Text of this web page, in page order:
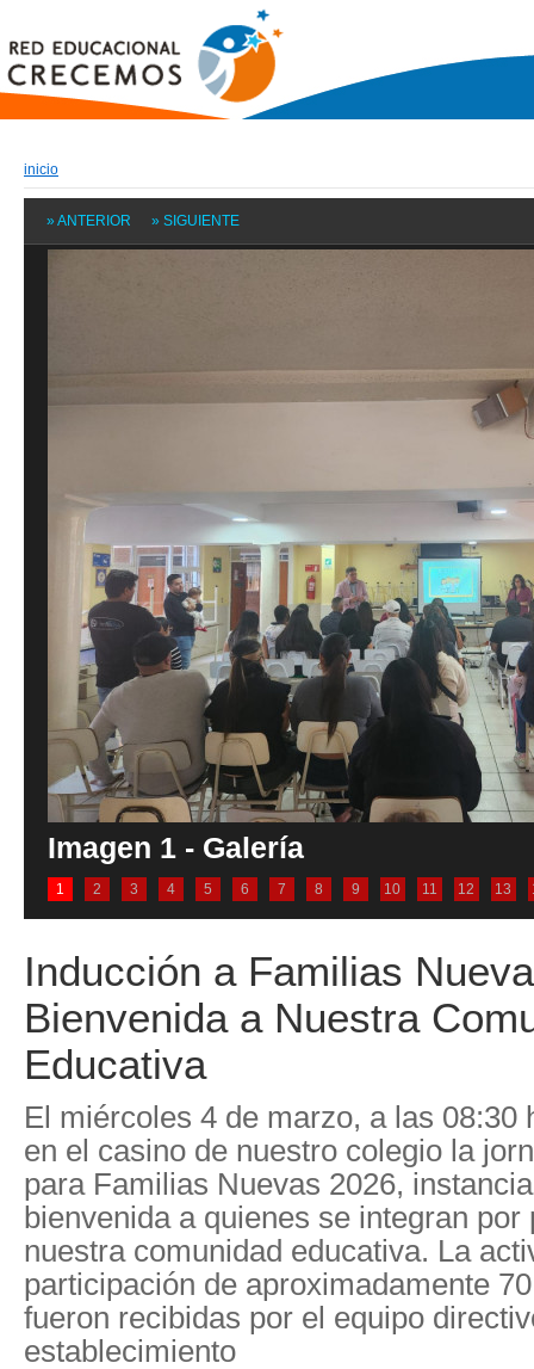
inicio
» ANTERIOR » SIGUIENTE
Imagen 1 - Galería
1 2 3 4 5 6 7 8 9 10 11 12 13
Inducción a Familias
Bienvenida a Nuestra
Educativa
El miércoles 4 de marzo, a las 08:30
en el casino de nuestro colegio la
para Familias Nuevas 2026,
bienvenida a quienes se integran
nuestra comunidad educativa. La
participación de aproximadamente
fueron recibidas por el equipo
establecimiento